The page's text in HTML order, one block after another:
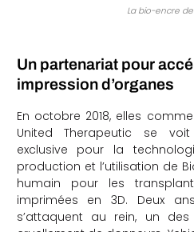
La bio-encre
Un partenariat pour
impression d’organes
En octobre 2018, elles
United Therapeutic se
exclusive pour la
production et l’utilisation de
humain pour les
imprimées en 3D. Deux
s’attaquent au rein, un